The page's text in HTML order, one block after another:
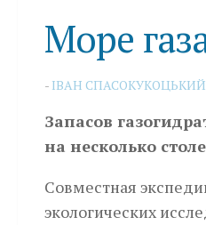
Море
- IВАН СПАСОКУКОЦЬКИЙ
Запасов
на несколько
Совместная
экологических